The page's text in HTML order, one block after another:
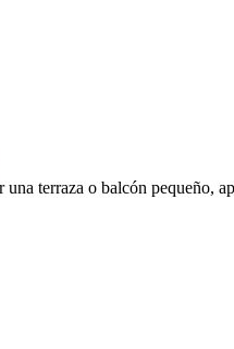
terraza o balcón pequeño,